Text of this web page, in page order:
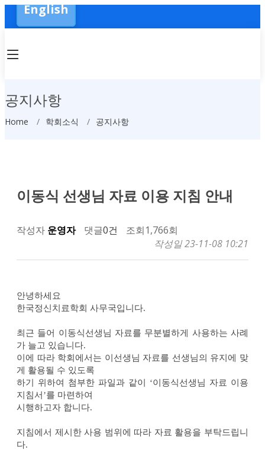
English
공지사항
Home 학회소식 공지사항
이동식 선생님 자료 이용 지침 안내
작성자 운영자 댓글0건 조회1,766회
작성일23-11-08 10:21
안녕하세요
한국정신치료학회 사무국입니다.
최근 들어 이동식선생님 자료를 무분별하게 사용하는 사례
가 늘고 있습니다.
이에 따라 학회에서는 이선생님 자료를 선생님의 유지에 맞
게 활용될 수 있도록
하기 위하여 첨부한 파일과 같이 ‘이동식선생님 자료 이용
지침서 ’를 마련하여
시행하고자 합니다.
지침에서 제시한 사용 범위에 따라 자료 활용을 부탁드립니
다.